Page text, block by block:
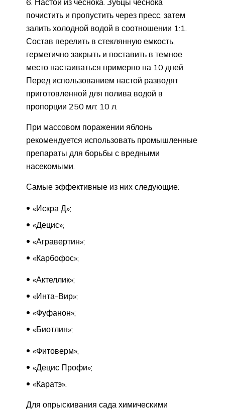
почистить и пропустить через пресс, затем
залить холодной водой в соотношении 1:1.
Состав перелить в стеклянную емкость,
герметично закрыть и поставить в темное
место настаиваться примерно на 10 дней.
Перед использованием настой разводят
приготовленной для полива водой в
пропорции 250 мл: 10 л.
При массовом поражении яблонь
рекомендуется использовать промышленные
препараты для борьбы с вредными
насекомыми.
Самые эффективные из них следующие:
«Искра Д»;
«Децис»;
«Агравертин»;
«Карбофос»;
«Актеллик»;
«Инта-Вир»;
«Фуфанон»;
«Биотлин»;
«Фитоверм»;
«Децис Профи»;
«Каратэ».
Для опрыскивания сада химическими